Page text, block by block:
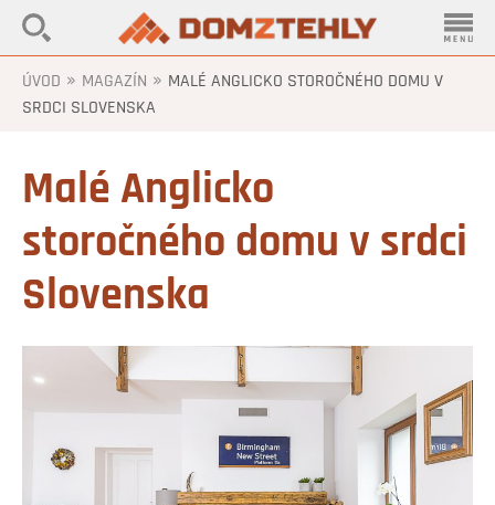
ÚVOD » MAGAZÍN » MALÉ ANGLICKO STOROČNÉHO DOMU V
SRDCI SLOVENSKA
Malé Anglicko
storočného domu v srdci
Slovenska